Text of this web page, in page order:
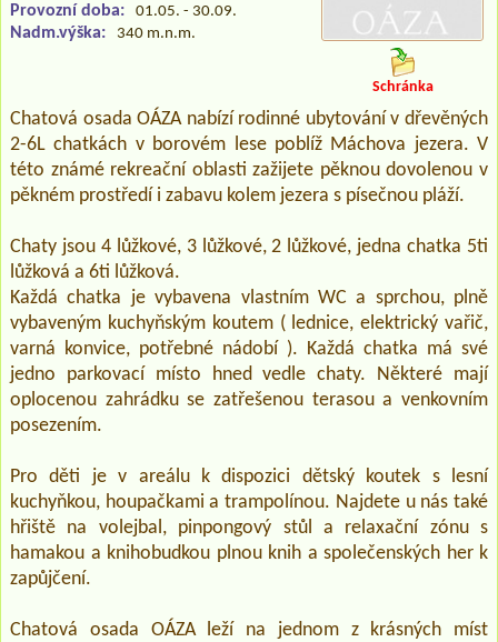
Provozní doba: 01.05. - 30.09.
Nadm.výška: 340 m.n.m.
Schránka
Chatová osada OÁZA nabízí rodinné ubytování v dřevěných
2-6L chatkách v borovém lese poblíž Máchova jezera. V
této známé rekreační oblasti zažijete pěknou dovolenou v
pěkném prostředí i zabavu kolem jezera s písečnou pláží.
Chaty jsou 4 lůžkové, 3 lůžkové, 2 lůžkové, jedna chatka 5ti
lůžková a 6ti lůžková.
Každá chatka je vybavena vlastním WC a sprchou, plně
vybaveným kuchyňským koutem ( lednice, elektrický vařič,
varná konvice, potřebné nádobí ). Každá chatka má své
jedno parkovací místo hned vedle chaty. Některé mají
oplocenou zahrádku se zatřešenou terasou a venkovním
posezením.
Pro děti je v areálu k dispozici dětský koutek s lesní
kuchyňkou, houpačkami a trampolínou. Najdete u nás také
hřiště na volejbal, pinpongový stůl a relaxační zónu s
hamakou a knihobudkou plnou knih a společenských her k
zapůjčení.
Chatová osada OÁZA leží na jednom z krásných míst